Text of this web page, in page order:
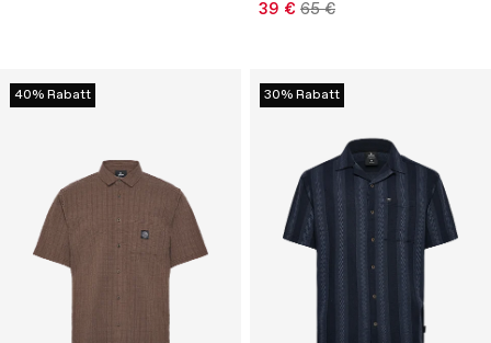
39 € 65 €
40% Rabatt 30% Rabatt